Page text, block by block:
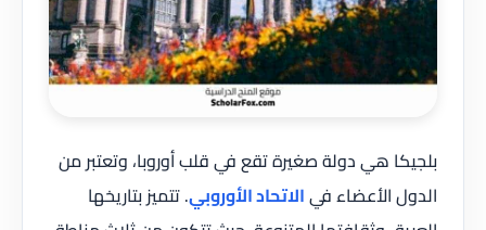
بلجيكا هي دولة صغيرة تقع في قلب أوروبا، وتعتبر من
الدول الأعضاء فيالاتحاد الأوروبي. تتميز بتاريخها